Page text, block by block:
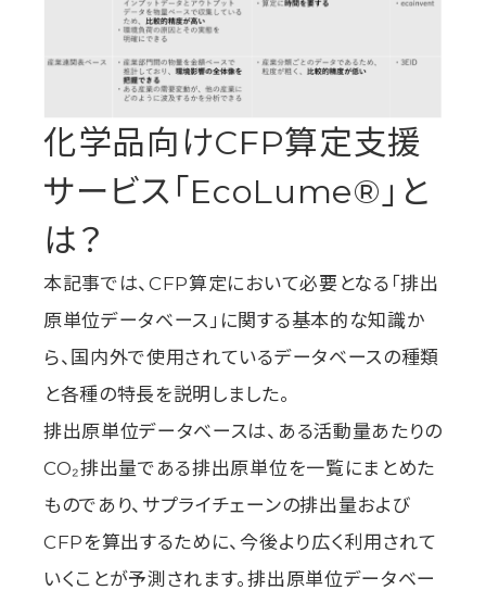
化学品向けCFP算定支援
サービス「EcoLume®」と
は？
本記事では、CFP算定において必要となる「排出
原単位データベース」に関する基本的な知識か
ら、国内外で使用されているデータベースの種類
と各種の特長を説明しました。
排出原単位データベースは、ある活動量あたりの
CO₂排出量である排出原単位を一覧にまとめた
ものであり、サプライチェーンの排出量および
CFPを算出するために、今後より広く利用されて
いくことが予測されます。排出原単位データベー